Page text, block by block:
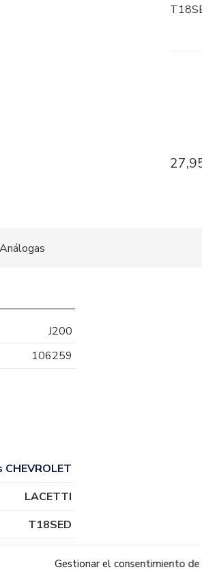
Gestionar el consentimiento de
Análogas
J200
106259
LACETTI
T18SED